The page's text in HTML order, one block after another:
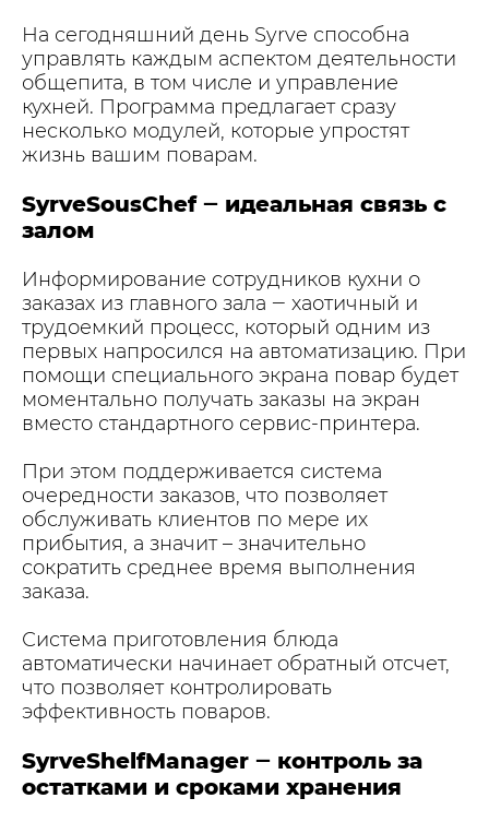
На сегодняшний день Syrve способна
управлять каждым аспектом деятельности
общепита, в том числе и управление
кухней. Программа предлагает сразу
несколько модулей, которые упростят
жизнь вашим поварам.
SyrveSousChef ‒ идеальная связь с
залом
Информирование сотрудников кухни о
заказах из главного зала ‒ хаотичный и
трудоемкий процесс, который одним из
первых напросился на автоматизацию. При
помощи специального экрана повар будет
моментально получать заказы на экран
вместо стандартного сервис-принтера.
При этом поддерживается система
очередности заказов, что позволяет
обслуживать клиентов по мере их
прибытия, а значит – значительно
сократить среднее время выполнения
заказа.
Система приготовления блюда
автоматически начинает обратный отсчет,
что позволяет контролировать
эффективность поваров.
SyrveShelfManager ‒ контроль за
остатками и сроками хранения